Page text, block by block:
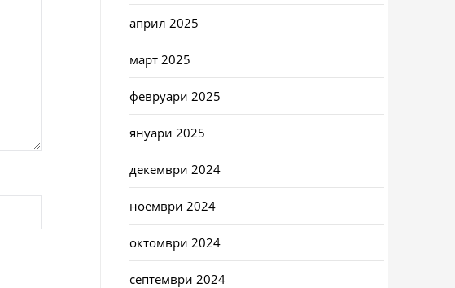
април 2025
март 2025
февруари 2025
януари 2025
декември 2024
ноември 2024
октомври 2024
септември 2024